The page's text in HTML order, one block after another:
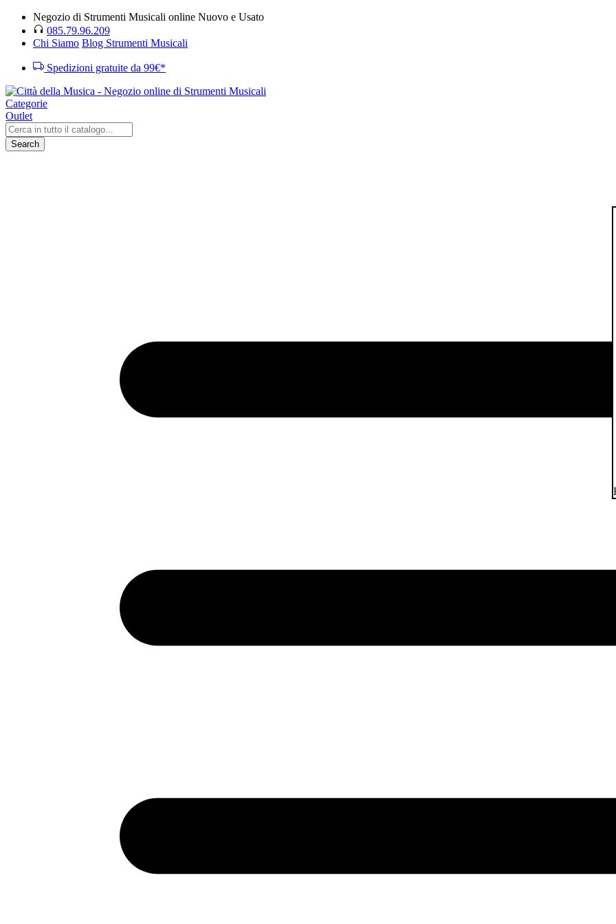
Negozio di Strumenti Musicali online Nuovo e Usato
085.79.96.209
Chi Siamo Blog Strumenti Musicali
Spedizioni gratuite da 99€*
Categorie
Outlet
Search